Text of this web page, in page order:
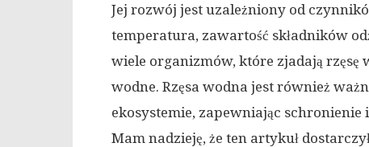
Jej rozwój jest uzależniony od
temperatura, zawartość składników
wiele organizmów, które zjadają
wodne. Rzęsa wodna jest również
ekosystemie, zapewniając
Mam nadzieję, że ten artykuł